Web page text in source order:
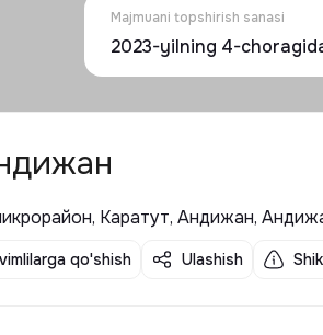
Majmuani topshirish sanasi
2023-yilning 4-
Каратут, Андижан,
qo'shish Ulashish